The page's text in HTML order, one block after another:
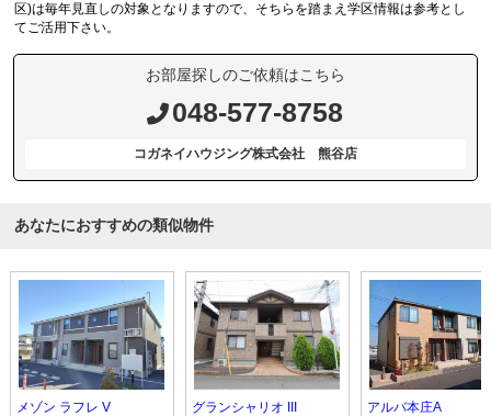
区)は毎年見直しの対象となりますので、そちらを踏まえ学区情報は参考とし
てご活用下さい。
お部屋探しのご依頼はこちら
048-577-8758
コガネイハウジング株式会社 熊谷店
あなたにおすすめの類似物件
メゾン ラフレ V
グランシャリオ III
アルバ本庄A